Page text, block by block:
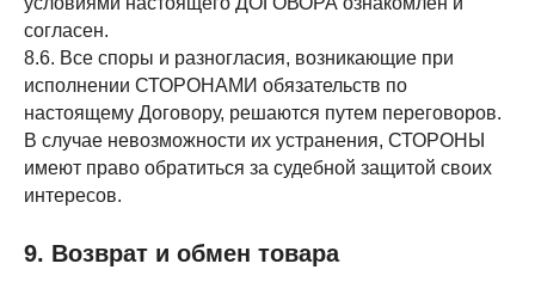
согласен.
8.6. Все споры и разногласия, возникающие при
исполнении СТОРОНАМИ обязательств по
настоящему Договору, решаются путем переговоров.
В случае невозможности их устранения, СТОРОНЫ
имеют право обратиться за судебной защитой своих
интересов.
9. Возврат и обмен товара